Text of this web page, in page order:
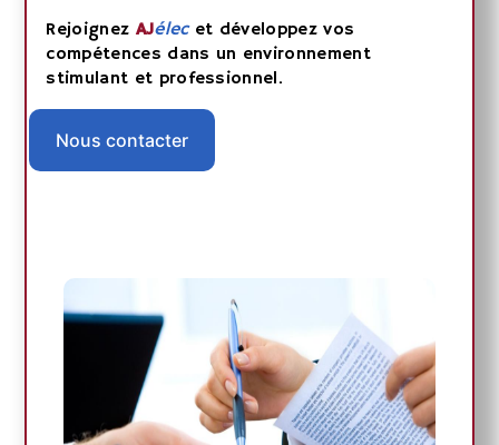
Rejoignez AJélecet développez vos
compétences dans un environnement
stimulant et professionnel.
Nous contacter